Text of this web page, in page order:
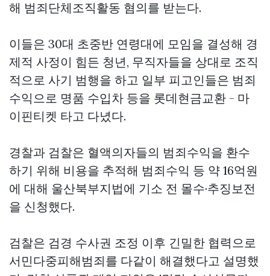
해 범죄단체조직활동 혐의를 받는다.
이들은 30대 초중반 연령대에 모임을 결성해 경
제적 사정이 힘든 청년, 무직자들을 상대로 조직
적으로 사기 범행을 하고 일부 피고인들은 범죄
수익으로 명품 수입차 등을 롯데현금교환 - 마
이핀티켓 타고 다녔다.
경찰과 검찰은 혈액의자들의 범죄수익을 환수
하기 위해 비용을 추적해 범죄수익 등 약 16억원
에 대해 울산북부지법에 기소 전 몰수·추징보전
을 신청했다.
검찰은 검경 수사권 조정 이후 긴밀한 협력으로
서민다중피해범죄를 다같이 해결했다고 설명했